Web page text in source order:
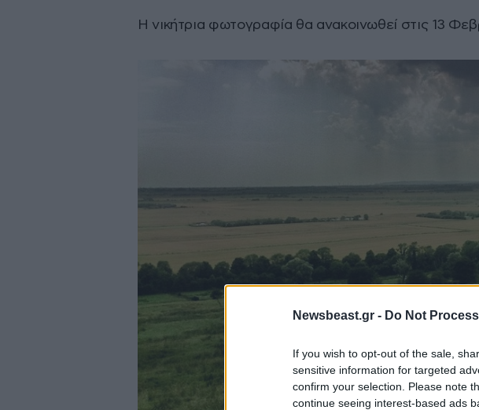
Newsbeast.gr - Do Not
If you wish to opt-out of the sale,
sensitive information for targeted
confirm your selection. Please note
continue seeing interest-based ads
Η νικήτρια φωτογραφία θα ανακοινωθεί στις 13